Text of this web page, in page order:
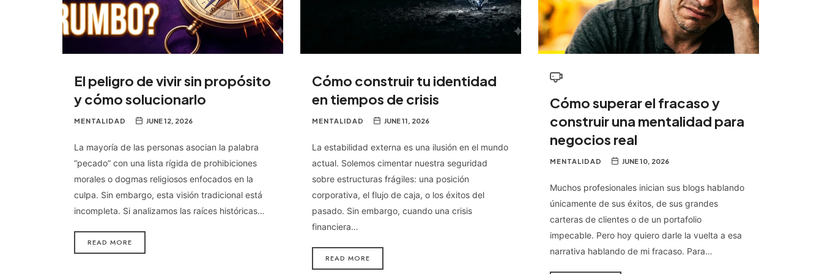
El peligro de vivir sin propósito
y cómo solucionarlo
MENTALIDAD JUNE 12, 2026
La mayoría de las personas asocian la palabra
“pecado” con una lista rígida de prohibiciones
morales o dogmas religiosos enfocados en la
culpa. Sin embargo, esta visión tradicional está
incompleta. Si analizamos las raíces históricas…
READ MORE
Cómo construir tu identidad
en tiempos de crisis
MENTALIDAD JUNE 11, 2026
La estabilidad externa es una ilusión en el mundo
actual. Solemos cimentar nuestra seguridad
sobre estructuras frágiles: una posición
corporativa, el flujo de caja, o los éxitos del
pasado. Sin embargo, cuando una crisis
financiera…
READ MORE
Cómo superar el fracaso y
construir una mentalidad para
negocios real
MENTALIDAD JUNE 10, 2026
Muchos profesionales inician sus blogs hablando
únicamente de sus éxitos, de sus grandes
carteras de clientes o de un portafolio
impecable. Pero hoy quiero darle la vuelta a esa
narrativa hablando de mi fracaso. Para…